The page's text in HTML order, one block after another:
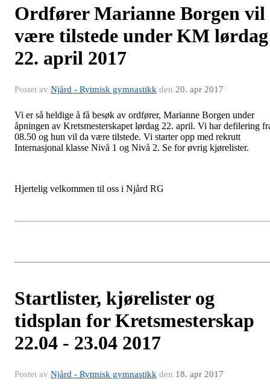
Ordfører Marianne Borgen vil
være tilstede under KM lørdag
22. april 2017
Postet av Njård - Rytmisk gymnastikk den 20. apr 2017
Vi er så heldige å få besøk av ordfører, Marianne Borgen under
åpningen av Kretsmesterskapet lørdag 22. april. Vi har defilering
08.50 og hun vil da være tilstede. Vi starter opp med rekrutt
Internasjonal klasse Nivå 1 og Nivå 2. Se for øvrig kjørelister.
Hjertelig velkommen til oss i Njård RG
Startlister, kjørelister og
tidsplan for Kretsmesterskap
22.04 - 23.04 2017
Postet av Njård - Rytmisk gymnastikk den 18. apr 2017